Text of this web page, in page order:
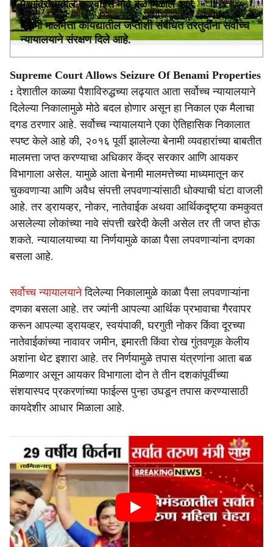
पैशाविरोधातील कारवाईस मोठे बळ मिळाले आहे.
बेनामी मालमत्ता कायद्यातील जप्तीशी संबंधित तरतुदींना सर्वोच्च
न्यायालयाने संरक्षण दिले आहे.
Supreme Court Allows Seizure Of Benami Properties
: देशातील काळ्या पैशाविरुद्धच्या लढ्यात आता सर्वोच्च न्यायालयाने
दिलेल्या निकालामुळे मोठे बदल होणार असून हा निकाल एक मैलाचा
दगड ठरणार आहे. सर्वोच्च न्यायालयाने एका ऐतिहासिक निकालात
स्पष्ट केले आहे की, २०१६ पूर्वी झालेल्या बेनामी व्यवहारांच्या बाबतीत
मालमत्ता जप्त करण्याचा अधिकार केंद्र सरकार आणि आयकर
विभागाला असेल. यामुळे आता बेनामी मालमत्तेच्या माध्यमातून कर
चुकवणाऱ्या आणि अवैध संपत्ती लपवणाऱ्यांसाठी धोक्याची घंटा वाजली
आहे. तर ड्रायव्हर, नोकर, नातेवाईक अथवा आर्थिकदृष्ट्या कमकुवत
असलेल्या लोकांच्या नावे संपत्ती खरेदी केली असेल तर ती जप्त होऊ
शकते. न्यायालयाच्या या निर्णयामुळे काळा पैसा लपवणाऱ्यांना दणका
बसला आहे.
सर्वोच्च न्यायालयानेदिलेल्या निकालामुळे काळा पैसा लपवणाऱ्यांना
दणका बसला आहे. तर ज्यांनी आपल्या आर्थिक प्रभावाचा गैरवापर
करून आपल्या ड्रायव्हर, स्वयंपाकी, घरगुती नोकर किंवा दूरच्या
नातेवाईकांच्या नावावर जमीन, इमारती किंवा रोख गुंतवणूक केलीय
अशांना थेट इशारा आहे. तर निर्णयामुळे तपास यंत्रणांना आता बळ
मिळणार असून आयकर विभागाला दोन ते तीन दशकांपूर्वीच्या
संशयास्पद प्रकरणांच्या फाईल्स पुन्हा उघडून तपास करण्यासाठी
कायदेशीर आधार मिळाला आहे.